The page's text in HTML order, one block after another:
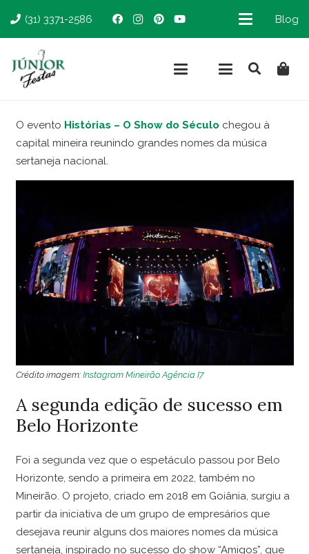
(31) 3371-2586 Blog
O evento Histórias – O Show do Século chegou à
capital mineira reunindo grandes nomes da música
sertaneja nacional.
Crédito imagem: Instagram Mineirão Agência I7
A segunda edição de sucesso em
Belo Horizonte
Foi a segunda vez que o espetáculo passou por Belo
Horizonte, sendo a primeira em 2022, também no
Mineirão. O projeto, criado em 2018 em Goiânia, surgiu a
partir da iniciativa de um grupo de empresários que
desejava reunir alguns dos maiores nomes da música
sertaneja, inspirado no sucesso do show “Amigos”, que